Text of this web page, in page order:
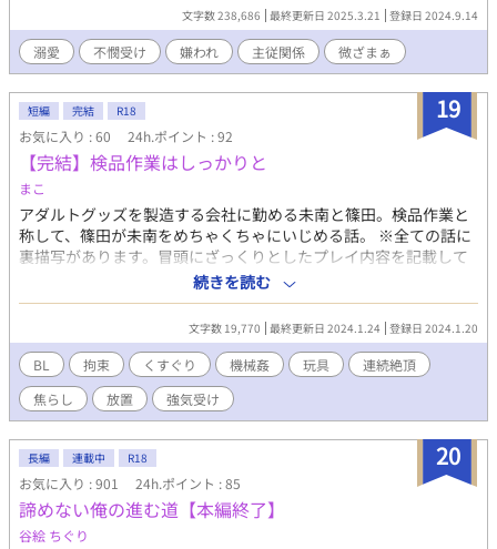
公衆の面前で辱められ、魂を殺されて、自ら義兄の用意した檻に
入っていく。 人間でも家畜でもない性具として調教されて淫ら
に狂い、義兄を盲信した。 妹の代役で花嫁を務め結婚式を終
え、初夜の寝室に連れ込まれてフェレルは妹と交換され義兄の本
当の花嫁になったのだと知らされる。 壊され、犯されて、死に
たいと願う。ヴァルグードは狂愛が故に一緒に死のう、永遠に一
緒だと約束され、死んでも終わらない地獄の中で幸せだとフェレ
ルは啼いて悦んだ。 ―――――― 無断転載禁止、二次利用禁止、
AI学習禁止 リンク貼っての紹介や感想はOK
だけど、何が起これば全て僕が悪いと言われて、激しい折檻を受
けた。 そんな家族は領地で好き放題に搾取して、領民を襲う魔
物は放置。そんなことをしているうちに、悪事がバレそうになっ
て、全ての悪評を僕に押し付けて逃げた。 それどころか、家族
を逃す交換条件として領主の代わりになった男たちに、僕は毎日
奴隷として働かされる日々…… 暗い地下に閉じ込められては鞭
で打たれ、拷問され、仕事を押し付けられる毎日を送っていたあ
る日、僕の前に、竜が現れる。それはかつて僕が、悪事を働く竜
と間違えて、背後から襲いかかった竜の王子だった。 あの時の
ことを思い出して、跪いて謝る僕の手を、王子は握って立たせ
る。そして、僕にずっと会いたかったと言い出した。
え…………？ なんで？ 二話目まで胸糞注意。R18は保険です。
文字数 238,686 最終更新日 2025.3.21 登録日 2024.9.14
溺愛 不憫受け 嫌われ 主従関係 微ざまぁ
19
短編 完結 R18
お気に入り : 60 24h.ポイント : 92
【完結】検品作業はしっかりと
まこ
アダルトグッズを製造する会社に勤める未南と篠田。検品作業と
称して、篠田が未南をめちゃくちゃにいじめる話。 ※全ての話に
裏描写があります。冒頭にざっくりとしたプレイ内容を記載して
いるので読めるものだけ読んでもらえれば幸いです。 含まれるプ
レイ内容 拘束/くすぐり/機械姦/玩具/連続絶頂/焦らし/放置/強気
受けetc. ※別シリーズ・リクエスト作品etc.のSpecial②CROSS
OVERにて、訓練・任務シリーズと世界線が交わりました。篠田×
未南の番外編は今後リクエスト作品etc.に投稿するので、このシ
リーズは完結にしました。
続きを読む
文字数 19,770 最終更新日 2024.1.24 登録日 2024.1.20
BL 拘束 くすぐり 機械姦 玩具
連続絶頂
焦らし
放置 強気受け
20
長編 連載中 R18
お気に入り : 901 24h.ポイント : 85
諦めない俺の進む道【本編終了】
谷絵 ちぐり